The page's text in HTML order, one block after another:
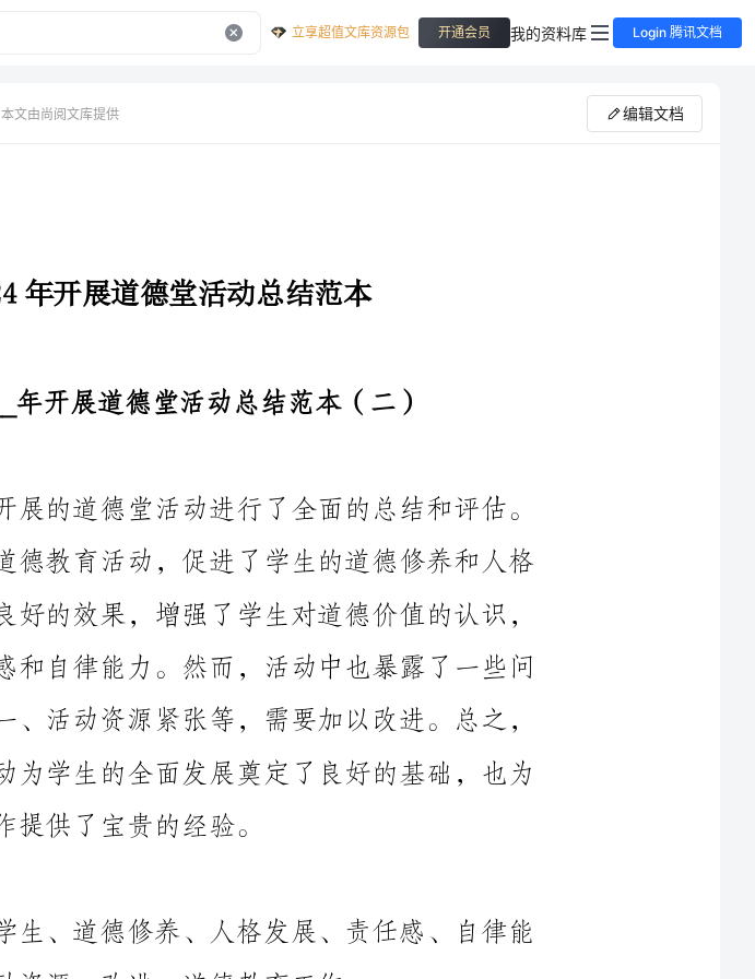
立享超值文库资源包 开通会员 我的资料库 Login 腾讯文档
本文由尚阅文库提供 编辑文档
要手段，是学校教育的重要任务之一。为了推进学校道德教育工
本文对____年开展的道德堂活动进行了全面的总结和评估。
发展。活动取得了良好的效果，增强了学生对道德价值的认识，
题，如宣传手段单一、活动资源紧张等，需要加以改进。总之，
____年的道德堂活动为学生的全面发展奠定了良好的基础，也为
今后的道德教育工作提供了宝贵的经验。
力、宣传手段、活动资源、改进、道德教育工作